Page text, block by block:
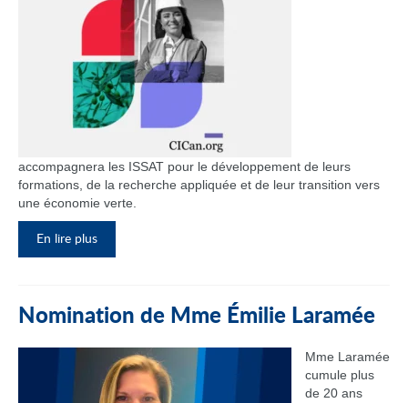
accompagnera les ISSAT pour le développement de leurs
formations, de la recherche appliquée et de leur transition vers
une économie verte.
En lire plus
Nomination de Mme Émilie Laramée
Mme Laramée
cumule plus
de 20 ans